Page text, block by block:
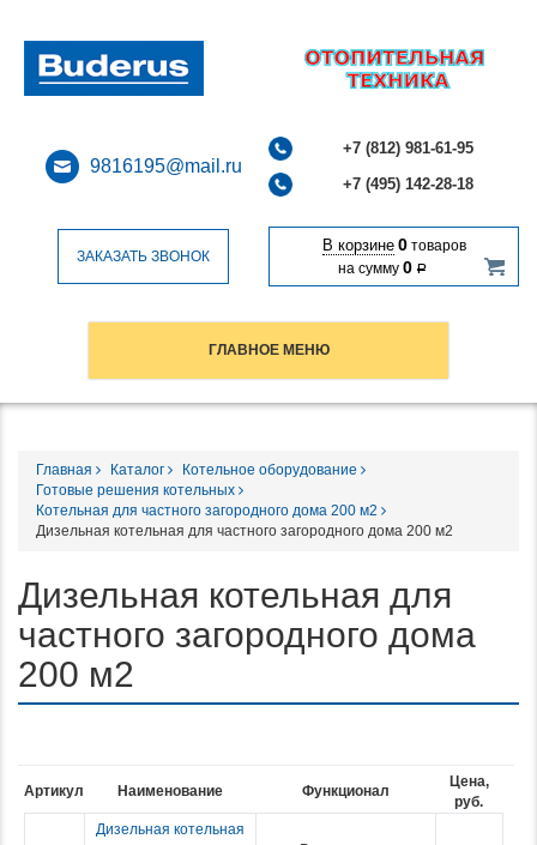
9816195@mail.ru
+7 (812) 981-61-95
+7 (495) 142-28-18
ЗАКАЗАТЬ ЗВОНОК
В корзине 0товаров
на сумму 0 Р
ГЛАВНОЕ МЕНЮ
Главная Каталог
Котельное оборудование
Готовые решения котельных
Котельная для частного загородного дома 200 м2
Дизельная котельная для частного загородного дома 200 м2
Дизельная котельная для
частного загородного дома
200 м2
Артикул Наименование Функционал
Цена,
руб.
Дизельная котельная